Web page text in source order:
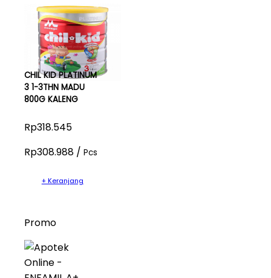
CHIL KID PLATINUM
3 1-3THN MADU
800G KALENG
Rp318.545
Rp308.988 / Pcs
+ Keranjang
Promo